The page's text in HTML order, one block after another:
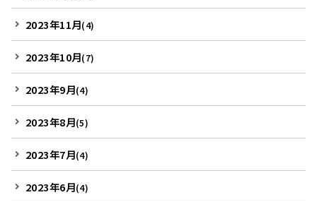
2023年11月(4)
2023年10月(7)
2023年9月(4)
2023年8月(5)
2023年7月(4)
2023年6月(4)